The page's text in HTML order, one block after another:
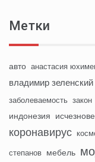
Метки
авто анастасия
владимир зеленский
заболеваемость закон
индонезия
коронавирус
степанов мебель